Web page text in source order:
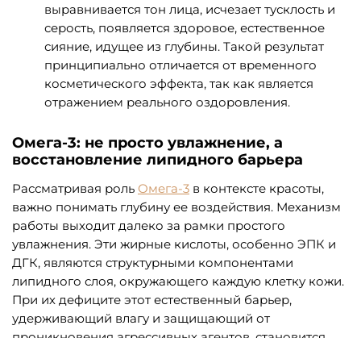
выравнивается тон лица, исчезает тусклость и
серость, появляется здоровое, естественное
сияние, идущее из глубины. Такой результат
принципиально отличается от временного
косметического эффекта, так как является
отражением реального оздоровления.
Омега-3: не просто увлажнение, а
восстановление липидного барьера
Рассматривая роль Омега-3 в контексте красоты,
важно понимать глубину ее воздействия. Механизм
работы выходит далеко за рамки простого
увлажнения. Эти жирные кислоты, особенно ЭПК и
ДГК, являются структурными компонентами
липидного слоя, окружающего каждую клетку кожи.
При их дефиците этот естественный барьер,
удерживающий влагу и защищающий от